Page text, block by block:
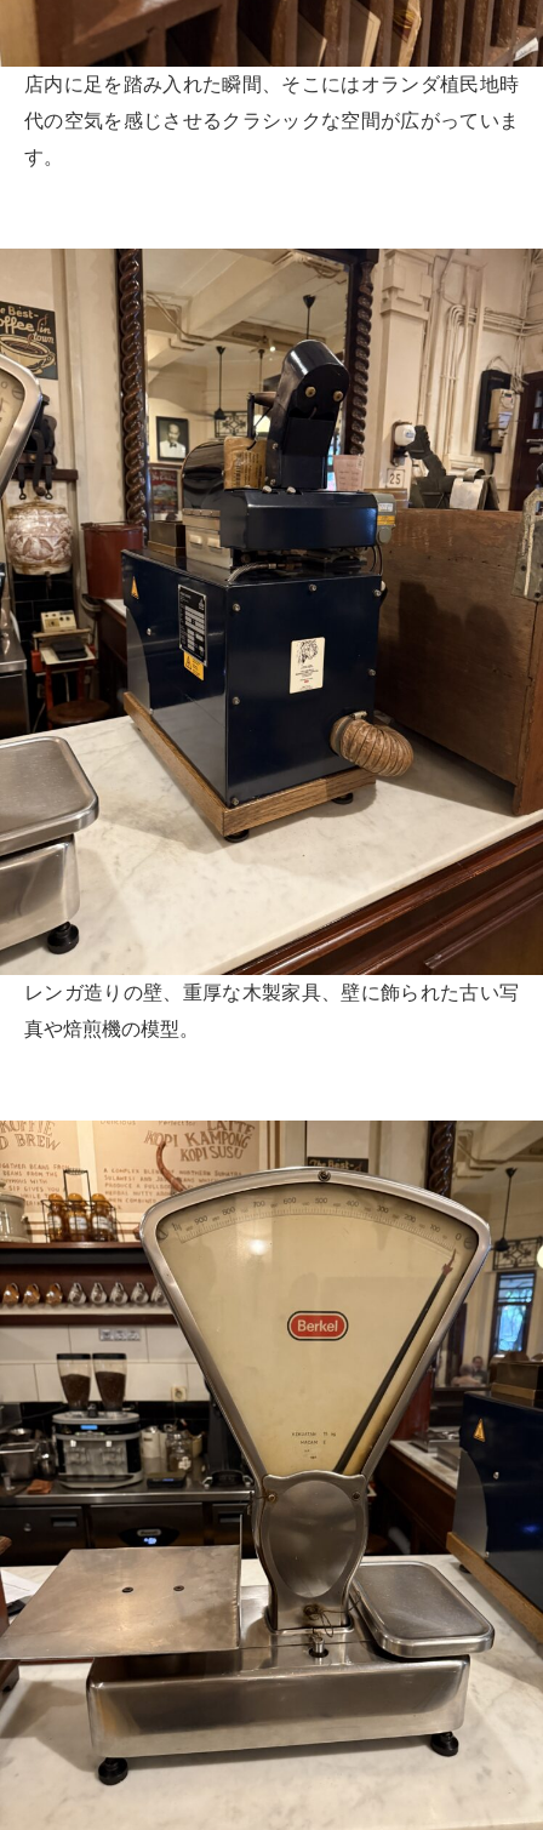
店内に足を踏み入れた瞬間、そこにはオランダ植民地時
代の空気を感じさせるクラシックな空間が広がっていま
す。
レンガ造りの壁、重厚な木製家具、壁に飾られた古い写
真や焙煎機の模型。